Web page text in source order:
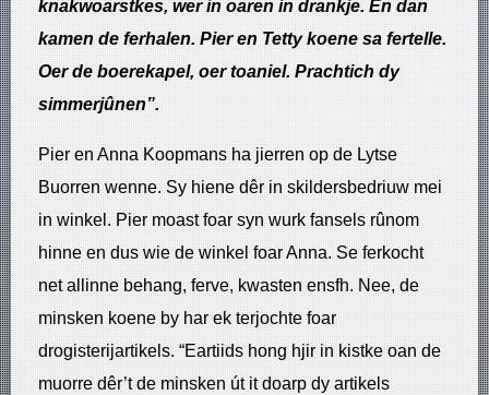
knakwoarstkes, wer in oaren in drankje. En dan
kamen de ferhalen. Pier en Tetty koene sa fertelle.
Oer de boerekapel, oer toaniel. Prachtich dy
simmerjûnen”.
Pier en Anna Koopmans ha jierren op de Lytse
Buorren wenne. Sy hiene dêr in skildersbedriuw mei
in winkel. Pier moast foar syn wurk fansels rûnom
hinne en dus wie de winkel foar Anna. Se ferkocht
net allinne behang, ferve, kwasten ensfh. Nee, de
minsken koene by har ek terjochte foar
drogisterijartikels. “Eartiids hong hjir in kistke oan de
muorre dêr’t de minsken út it doarp dy artikels